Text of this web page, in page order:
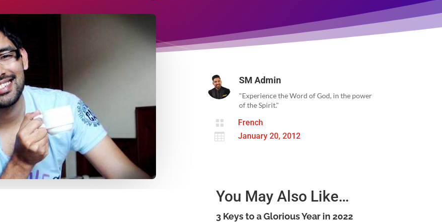
SM Admin
"Experience the Word of God, in the power
of the Spirit."
 French
 January 20, 2012
You May Also Like…
3 Keys to a Glorious Year in 2022